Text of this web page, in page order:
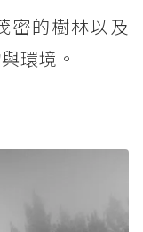
密的樹林以及
環境。